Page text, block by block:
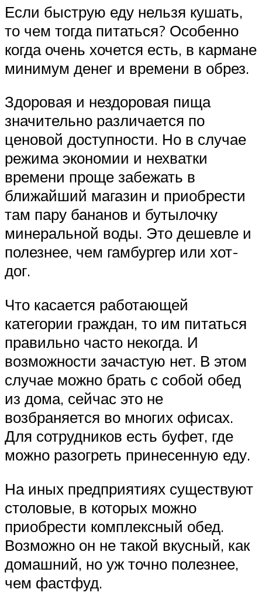
Если быструю еду нельзя кушать,
то чем тогда питаться? Особенно
когда очень хочется есть, в кармане
минимум денег и времени в обрез.
Здоровая и нездоровая пища
значительно различается по
ценовой доступности. Но в случае
режима экономии и нехватки
времени проще забежать в
ближайший магазин и приобрести
там пару бананов и бутылочку
минеральной воды. Это дешевле и
полезнее, чем гамбургер или хот-
дог.
Что касается работающей
категории граждан, то им питаться
правильно часто некогда. И
возможности зачастую нет. В этом
случае можно брать с собой обед
из дома, сейчас это не
возбраняется во многих офисах.
Для сотрудников есть буфет, где
можно разогреть принесенную еду.
На иных предприятиях существуют
столовые, в которых можно
приобрести комплексный обед.
Возможно он не такой вкусный, как
домашний, но уж точно полезнее,
чем фастфуд.